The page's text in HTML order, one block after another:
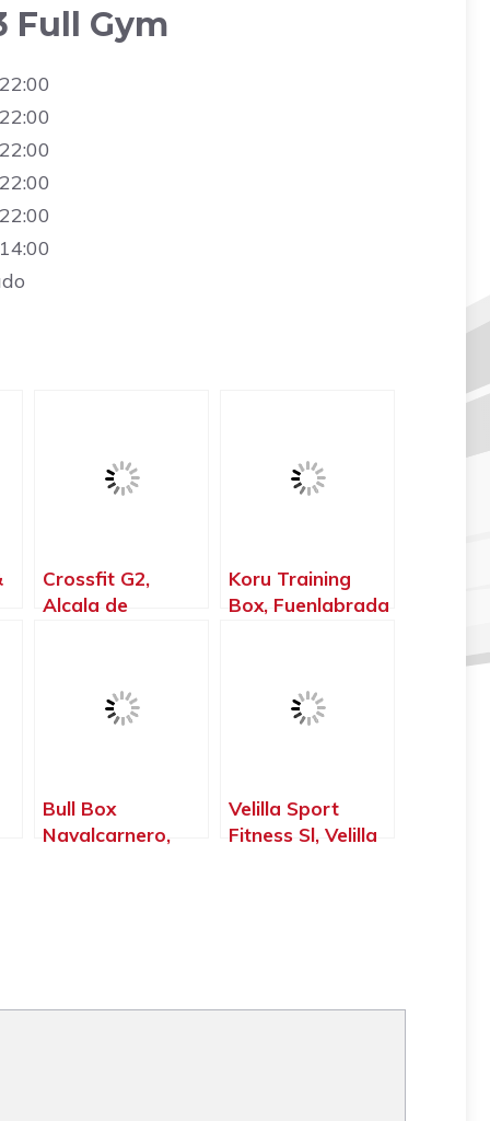
Full Gym
Crossfit G2,
Alcala de
Koru Training
Box, Fuenlabrada
Bull Box
Navalcarnero,
Velilla Sport
Fitness Sl, Velilla